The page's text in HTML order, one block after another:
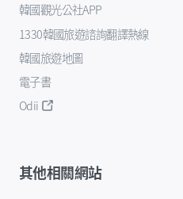
韓國觀光公社APP
1330韓國旅遊諮詢翻譯熱線
韓國旅遊地圖
電子書
Odii
其他相關網站